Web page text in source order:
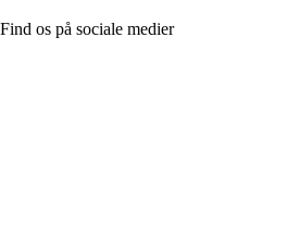
Find os på sociale medier